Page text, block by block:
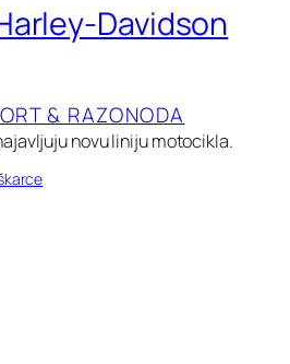
Davidson
& RAZONODA
novu liniju motocikla.